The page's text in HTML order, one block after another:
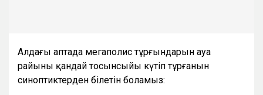
Алдағы аптада мегаполис тұрғындарын ауа
райының қандай тосынсыйы күтіп тұрғанын
синоптиктерден білетін боламыз: